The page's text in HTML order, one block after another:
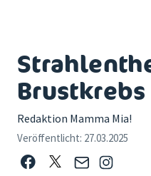
Brustkrebs
Redaktion Mamma Mia!
Veröffentlicht: 27.03.2025